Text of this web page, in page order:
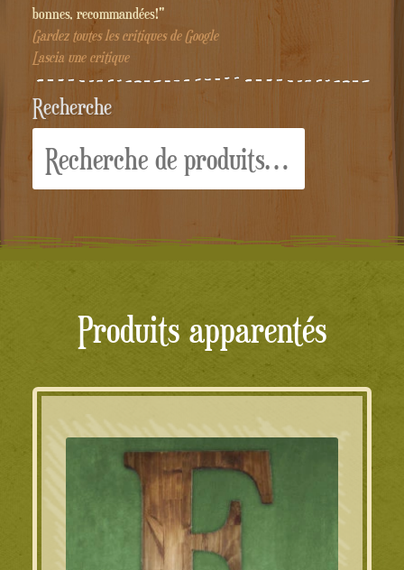
bonnes, recommandées!"
Gardez toutes les critiques de Google
Lascia une critique
Recherche
pour :
Produits apparentés